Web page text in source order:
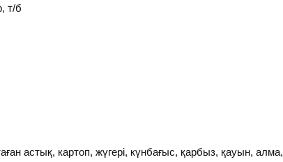
т/б
астық, картоп, жүгері, күнбағыс, қарбыз, қауын, алма,